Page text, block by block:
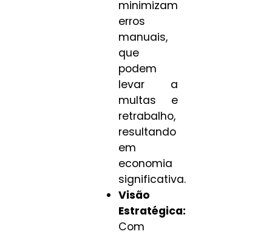
minimizam
erros
manuais,
que
podem
levar a
multas e
retrabalho,
resultando
em
economia
significativa.
Visão
Estratégica:
Com